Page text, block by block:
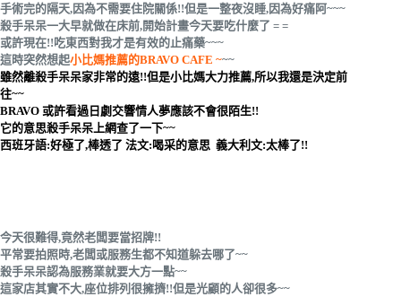
手術完的隔天,因為不需要住院關係!!但是一整夜沒睡,因為好痛阿~~~
殺手呆呆一大早就做在床前,開始計畫今天要吃什麼了 = =
或許現在!!吃東西對我才是有效的止痛藥~~~
這時突然想起小比媽推薦的BRAVO CAFE ~~~
雖然離殺手呆呆家非常的遠!!但是小比媽大力推薦,所以我還是決定前
往~~
BRAVO 或許看過日劇交響情人夢應該不會很陌生!!
它的意思殺手呆呆上網查了一下~~
西班牙語:好極了,棒透了 法文:喝采的意思 義大利文:太棒了!!
今天很難得,竟然老闆要當招牌!!
平常要拍照時,老闆或服務生都不知道躲去哪了~~
殺手呆呆認為服務業就要大方一點~~
這家店其實不大,座位排列很擁擠!!但是光顧的人卻很多~~